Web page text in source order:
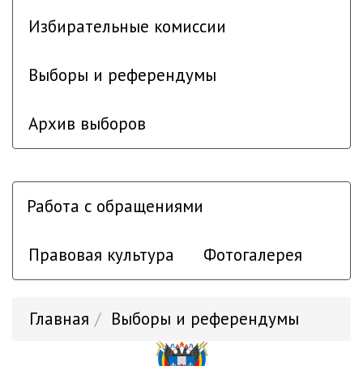
Избирательные комиссии
Выборы и референдумы
Архив выборов
Работа с обращениями
Правовая культура Фотогалерея
Главная Выборы и референдумы